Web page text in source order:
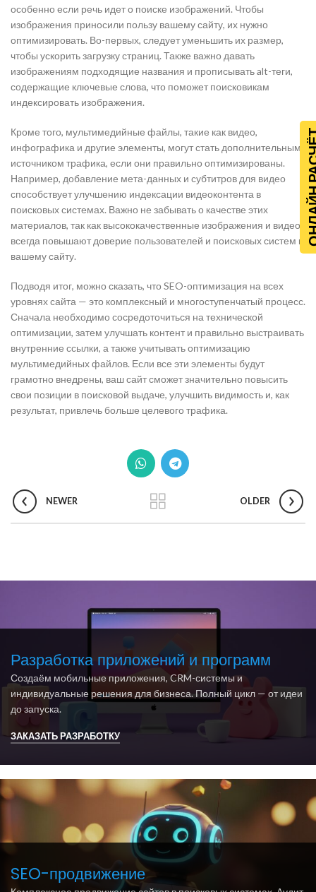
особенно если речь идет о поиске изображений. Чтобы
изображения приносили пользу вашему сайту, их нужно
оптимизировать. Во-первых, следует уменьшить их размер,
чтобы ускорить загрузку страниц. Также важно давать
изображениям подходящие названия и прописывать alt-теги,
содержащие ключевые слова, что поможет поисковикам
индексировать изображения.
Кроме того, мультимедийные файлы, такие как видео,
инфографика и другие элементы, могут стать дополнительным
источником трафика, если они правильно оптимизированы.
Например, добавление мета-данных и субтитров для видео
способствует улучшению индексации видеоконтента в
поисковых системах. Важно не забывать о качестве этих
материалов, так как высококачественные изображения и видео
всегда повышают доверие пользователей и поисковых систем к
вашему сайту.
Подводя итог, можно сказать, что SEO-оптимизация на всех
уровнях сайта — это комплексный и многоступенчатый процесс.
Сначала необходимо сосредоточиться на технической
оптимизации, затем улучшать контент и правильно выстраивать
внутренние ссылки, а также учитывать оптимизацию
мультимедийных файлов. Если все эти элементы будут
грамотно внедрены, ваш сайт сможет значительно повысить
свои позиции в поисковой выдаче, улучшить видимость и, как
результат, привлечь больше целевого трафика.
NEWER OLDER
Разработка приложений и программ
Создаём мобильные приложения, CRM-системы и
индивидуальные решения для бизнеса. Полный цикл — от идеи
до запуска.
ЗАКАЗАТЬ РАЗРАБОТКУ
SEO-продвижение